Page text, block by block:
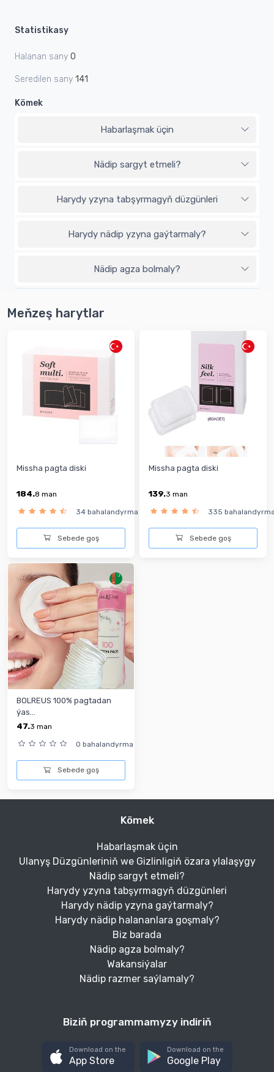
Statistikasy
Halanan sany 0
Seredilen sany 141
Kömek
Habarlaşmak üçin
Nädip sargyt etmeli?
Harydy yzyna tabşyrmagyň düzgünleri
Harydy nädip yzyna gaýtarmaly?
Nädip agza bolmaly?
Meňzeş harytlar
Missha pagta diski
184.8 man
34 bahalandyrma
Sebede goş
Missha pagta diski
139.3 man
335
Sebede goş
BOLREUS 100% pagtadan
ýas...
47.3 man
0 bahalandyrma
Sebede goş
Kömek
Habarlaşmak üçin
Ulanyş Düzgünleriniň we Gizlinligiň özara ylalaşygy
Nädip sargyt etmeli?
Harydy yzyna tabşyrmagyň düzgünleri
Harydy nädip yzyna gaýtarmaly?
Harydy nädip halananlara goşmaly?
Biz barada
Nädip agza bolmaly?
Wakansiýalar
Nädip razmer saýlamaly?
Biziň programmamyzy indiriň
Download on the
App Store
Download on the
Google Play